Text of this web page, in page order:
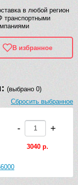
в любой регион
транспортными
В избранное
(выбрано 0)
Сбросить выбранное
- +
3040 р.